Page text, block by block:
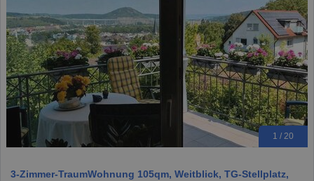
1 / 20
3-Zimmer-TraumWohnung 105qm, Weitblick, TG-Stellplatz,